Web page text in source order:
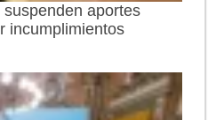
aportes
incumplimientos